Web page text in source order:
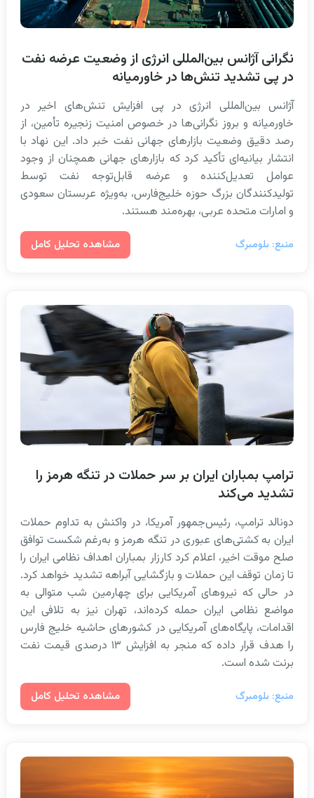
نگرانی آژانس بین‌المللی انرژی از وضعیت عرضه نفت
در پی تشدید تنش‌ها در خاورمیانه
آژانس بین‌المللی انرژی در پی افزایش تنش‌های اخیر در
خاورمیانه و بروز نگرانی‌ها در خصوص امنیت زنجیره تأمین، از
رصد دقیق وضعیت بازارهای جهانی نفت خبر داد. این نهاد با
انتشار بیانیه‌ای تأکید کرد که بازارهای جهانی همچنان از وجود
عوامل تعدیل‌کننده و عرضه قابل‌توجه نفت توسط
تولیدکنندگان بزرگ حوزه خلیج‌فارس، به‌ویژه عربستان سعودی
و امارات متحده عربی، بهره‌مند هستند.
منبع: بلومبرگ مشاهده تحلیل کامل
ترامپ بمباران ایران بر سر حملات در تنگه هرمز را
تشدید می‌کند
دونالد ترامپ، رئیس‌جمهور آمریکا، در واکنش به تداوم حملات
ایران به کشتی‌های عبوری در تنگه هرمز و به‌رغم شکست توافق
صلح موقت اخیر، اعلام کرد کارزار بمباران اهداف نظامی ایران را
تا زمان توقف این حملات و بازگشایی آبراهه تشدید خواهد کرد.
در حالی که نیروهای آمریکایی برای چهارمین شب متوالی به
مواضع نظامی ایران حمله کرده‌اند، تهران نیز به تلافی این
اقدامات، پایگاه‌های آمریکایی در کشورهای حاشیه خلیج فارس
را هدف قرار داده که منجر به افزایش ۱۳ درصدی قیمت نفت
برنت شده است.
منبع: بلومبرگ مشاهده تحلیل کامل